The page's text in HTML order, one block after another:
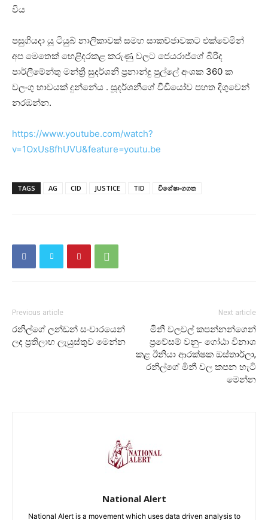
විය
පසුගියදා යූ ටියුබ් නාලිකාවක් සමහ සාකච්ජාවකට එක්වෙමින්
අප මෙතෙක් හෙළිදරකළ කරුණු වලට ජෙයරාජ්ගේ බිරිද
පාර්ලීමේන්තු මන්ත්‍රී සුදර්ශනී ප්‍රනාන්දු පුල්ලේ අංශක 360 ක
වලංගු භාවයක් දුන්නේය . සූදර්ශනීගේ වීඩියෝව පහත දිගුවෙන්
නරඹන්න.
https://www.youtube.com/watch?
v=1OxUs8fhUVU&feature=youtu.be
TAGS AG CID JUSTICE TID විශේෂාංගගත
Previous article
රනිල්ගේ ලන්ඩන් සංචාරයෙන්
ලද ප්‍රතිලාභ ලැයුස්තුව මෙන්න
Next article
මිනී වලවල් කපන්නන්ගෙන්
ප්‍රවේසම් වනු- ගෝඨා විනාශ
කළ ඊනියා ආරක්ෂක ඔස්තාර්ලා,
රනිල්ගේ මිනී වල කපන හැටි
මෙන්න
National Alert
National Alert is a movement which uses data driven analysis to